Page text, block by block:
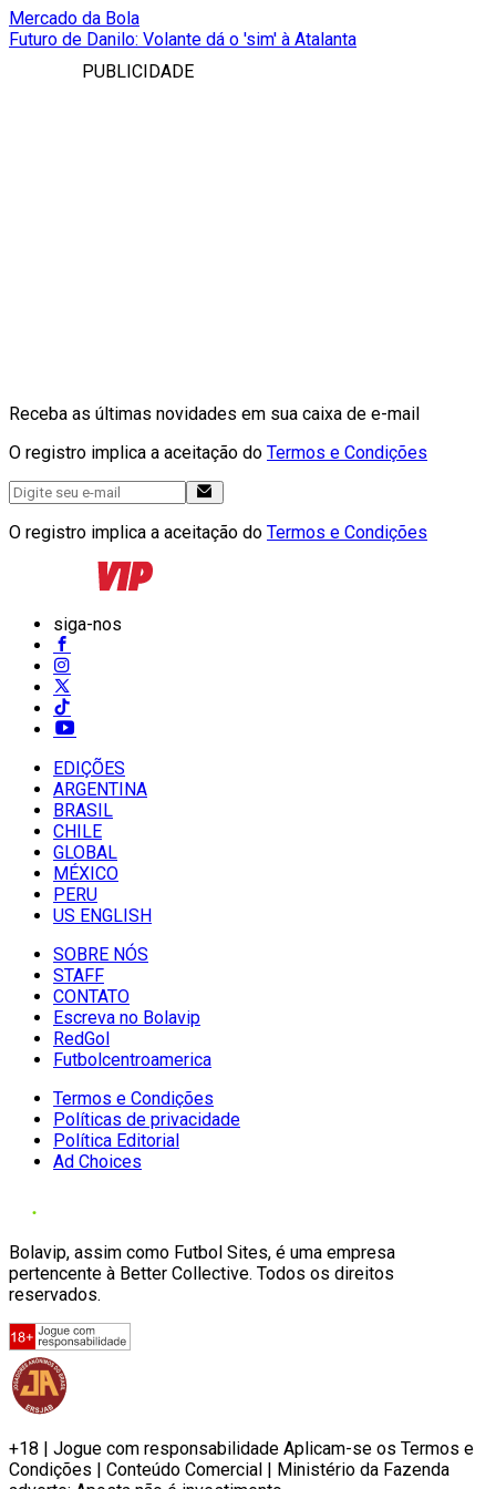
Mercado da Bola
Futuro de Danilo: Volante dá o 'sim' à Atalanta
PUBLICIDADE
Receba as últimas novidades em sua caixa de e-mail
O registro implica a aceitação do Termos e Condições
O registro implica a aceitação do Termos e Condições
siga-nos
EDIÇÕES
ARGENTINA
BRASIL
CHILE
GLOBAL
MÉXICO
PERU
US ENGLISH
SOBRE NÓS
STAFF
CONTATO
Escreva no Bolavip
RedGol
Futbolcentroamerica
Termos e Condições
Políticas de privacidade
Política Editorial
Ad Choices
Bolavip, assim como Futbol Sites, é uma empresa
pertencente à Better Collective. Todos os direitos
reservados.
+18 | Jogue com responsabilidade Aplicam-se os Termos e
Condições | Conteúdo Comercial | Ministério da Fazenda